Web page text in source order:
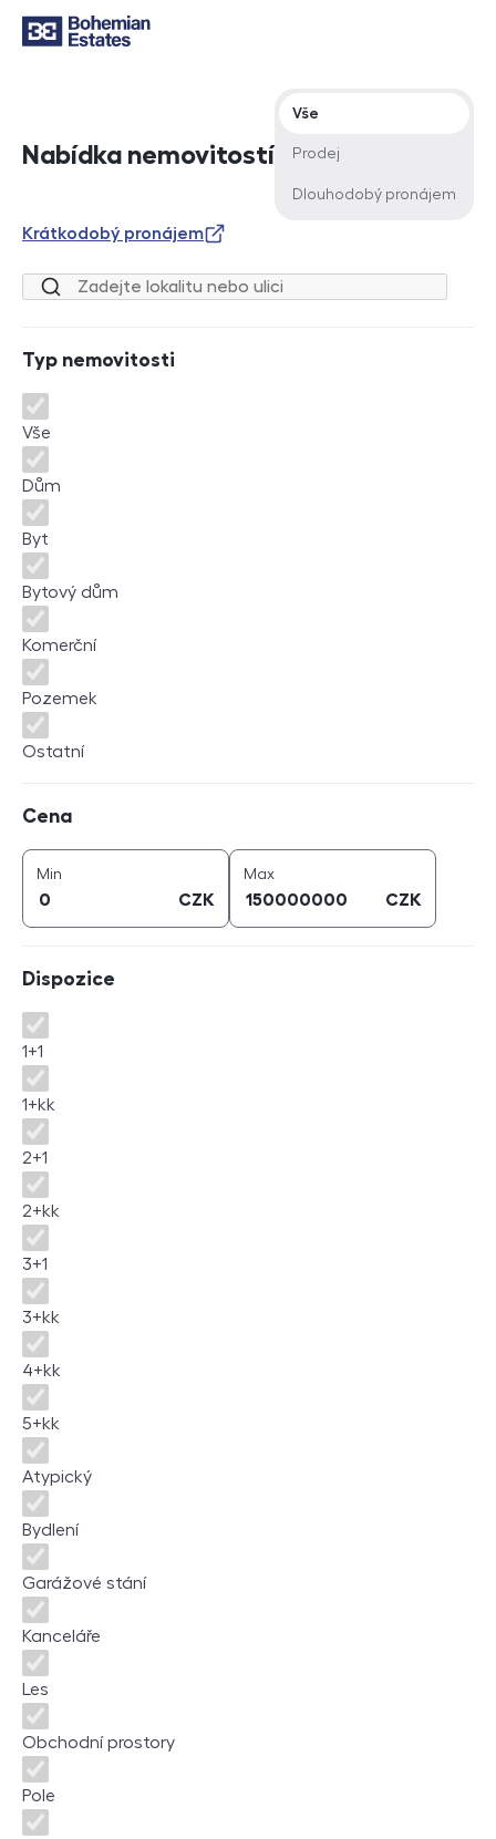
Nabídka nemovitostí
Typ nabídky
Vše
Prodej
Dlouhodobý pronájem
Krátkodobý pronájem
Lokalita nebo ulice
Typ nemovitosti
Typ nemovitosti
Vše
Dům
Byt
Bytový dům
Komerční
Pozemek
Ostatní
Cena
Min
CZK
Maxcena (
CZK
Dispozice
Dispozice
1+1
1+kk
2+1
2+kk
3+1
3+kk
4+kk
5+kk
Atypický
Bydlení
Garážové stání
Kanceláře
Les
Obchodní prostory
Pole